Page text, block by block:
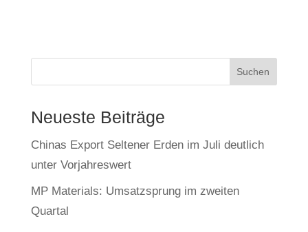
Suchen
Neueste Beiträge
Chinas Export Seltener Erden im Juli deutlich
unter Vorjahreswert
MP Materials: Umsatzsprung im zweiten
Quartal